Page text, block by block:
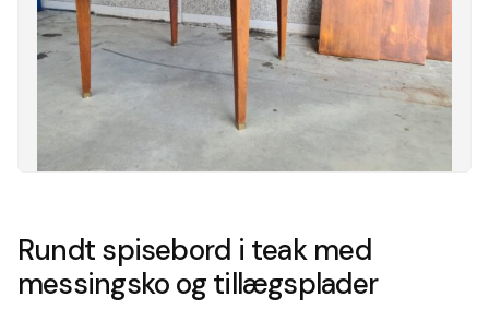
Rundt spisebord i teak med
messingsko og tillægsplader